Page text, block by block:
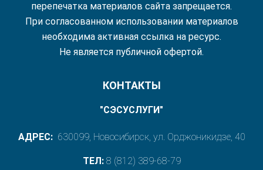
перепечатка материалов сайта запрещается.
При согласованном использовании материалов
необходима активная ссылка на ресурс.
Не является публичной офертой.
КОНТАКТЫ
"СЭСУСЛУГИ"
АДРЕС: 630099, Новосибирск, ул. Орджоникидзе, 40
ТЕЛ: 8 (812) 389-68-79